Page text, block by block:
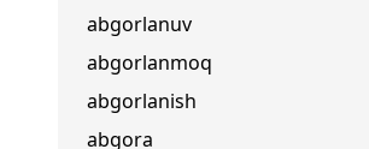
abgorlanuv
abgorlanmoq
abgorlanish
abgora